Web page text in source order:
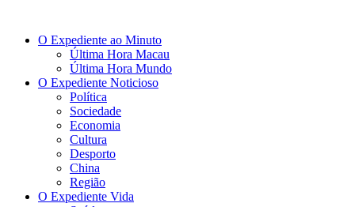
O Expediente ao Minuto
Última Hora Macau
Última Hora Mundo
O Expediente Noticioso
Política
Sociedade
Economia
Cultura
Desporto
China
Região
O Expediente Vida